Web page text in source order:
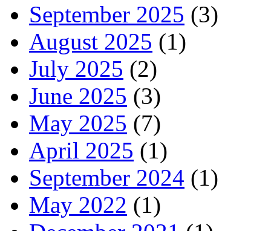
September 2025 (3)
August 2025 (1)
July 2025 (2)
June 2025 (3)
May 2025 (7)
April 2025 (1)
September 2024 (1)
May 2022 (1)